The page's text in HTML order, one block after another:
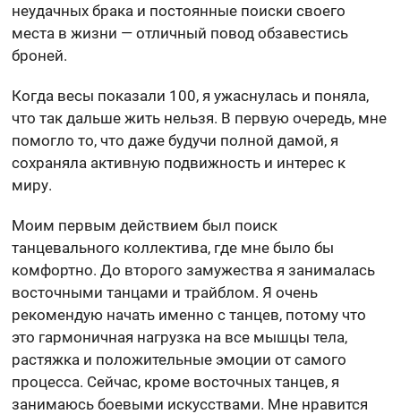
неудачных брака и постоянные поиски своего
места в жизни — отличный повод обзавестись
броней.
Когда весы показали 100, я ужаснулась и поняла,
что так дальше жить нельзя. В первую очередь, мне
помогло то, что даже будучи полной дамой, я
сохраняла активную подвижность и интерес к
миру.
Моим первым действием был поиск
танцевального коллектива, где мне было бы
комфортно. До второго замужества я занималась
восточными танцами и трайблом. Я очень
рекомендую начать именно с танцев, потому что
это гармоничная нагрузка на все мышцы тела,
растяжка и положительные эмоции от самого
процесса. Сейчас, кроме восточных танцев, я
занимаюсь боевыми искусствами. Мне нравится